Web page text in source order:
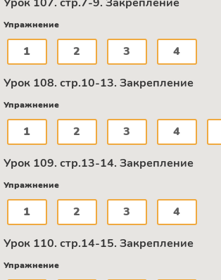
Упражнение
1 2 3 4
Урок 108. стр.10-13. Закрепление
Упражнение
1 2 3 4
Урок 109. стр.13-14. Закрепление
Упражнение
1 2 3 4
Урок 110. стр.14-15. Закрепление
Упражнение